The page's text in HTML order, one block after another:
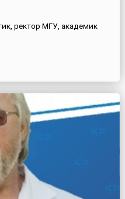
ректор МГУ, академик